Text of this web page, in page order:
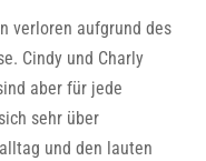
verloren aufgrund des
Cindy und Charly
aber für jede
sehr über
und den lauten